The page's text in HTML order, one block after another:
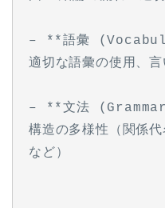
– **語彙
適切な語彙の使用、言
– **文法
構造の多様性（関係
など）